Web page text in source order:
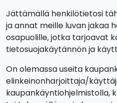
Jättämällä henkilötietosi
ja annat meille luvan jakaa
osapuolille, jotka tarjoavat
tietosuojakäytännön ja
On olemassa useita
elinkeinonharjoittaja/
kaupankäyntiohjelmistolla,